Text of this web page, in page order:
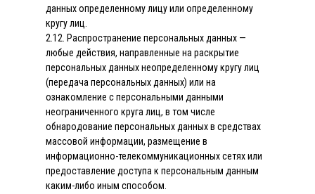
данных определенному лицу или определенному
кругу лиц.
2.12. Распространение персональных данных —
любые действия, направленные на раскрытие
персональных данных неопределенному кругу лиц
(передача персональных данных) или на
ознакомление с персональными данными
неограниченного круга лиц, в том числе
обнародование персональных данных в средствах
массовой информации, размещение в
информационно-телекоммуникационных сетях или
предоставление доступа к персональным данным
каким-либо иным способом.